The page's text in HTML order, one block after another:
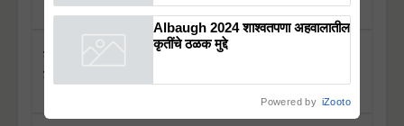
सोयाबीन मध्ये चक्रभुंगा आलाय मग फक्त हे काम
करा आणि उत्पन्न घ्या
Albaugh 2024 शाश्वतपणा अहवालातील
कृतींचे ठळक मुद्दे
Powered by iZooto